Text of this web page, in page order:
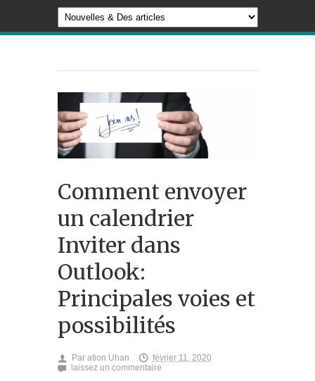
Comment envoyer
un calendrier
Inviter dans
Outlook:
Principales voies et
possibilités
Par ation Uhan
février 11, 2020
laissez un commentaire